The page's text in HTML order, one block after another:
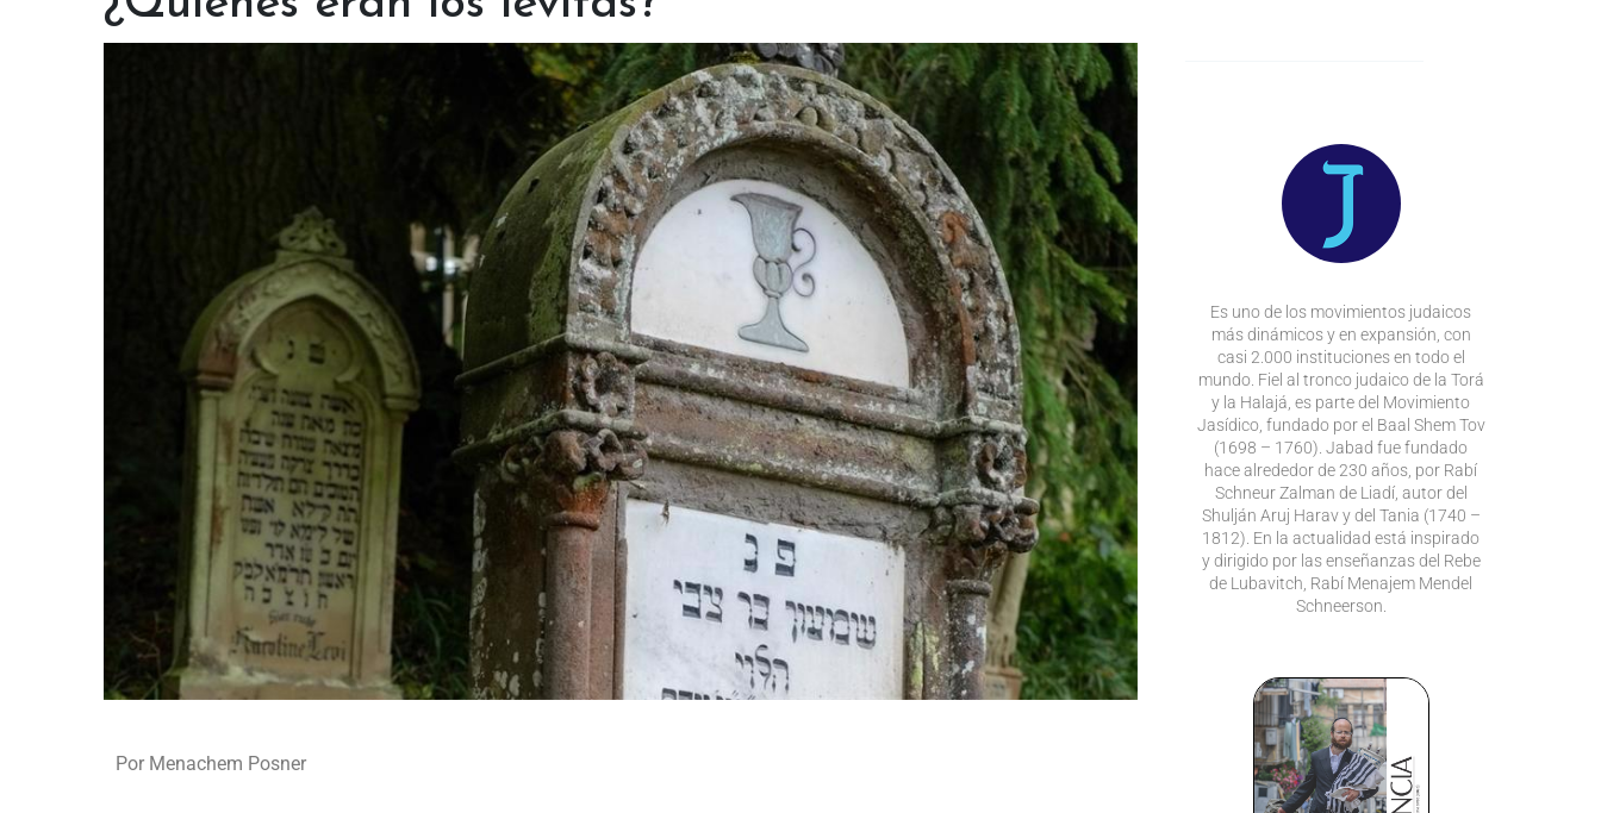
Por Menachem Posner
Es uno de los movimientos judaicos
más dinámicos y en expansión, con
casi 2.000 instituciones en todo el
mundo. Fiel al tronco judaico de la Torá
y la Halajá, es parte del Movimiento
Jasídico, fundado por el Baal Shem Tov
(1698 – 1760). Jabad fue fundado
hace alrededor de 230 años, por Rabí
Schneur Zalman de Liadí, autor del
Shulján Aruj Harav y del Tania (1740 –
1812). En la actualidad está inspirado
y dirigido por las enseñanzas del Rebe
de Lubavitch, Rabí Menajem Mendel
Schneerson.